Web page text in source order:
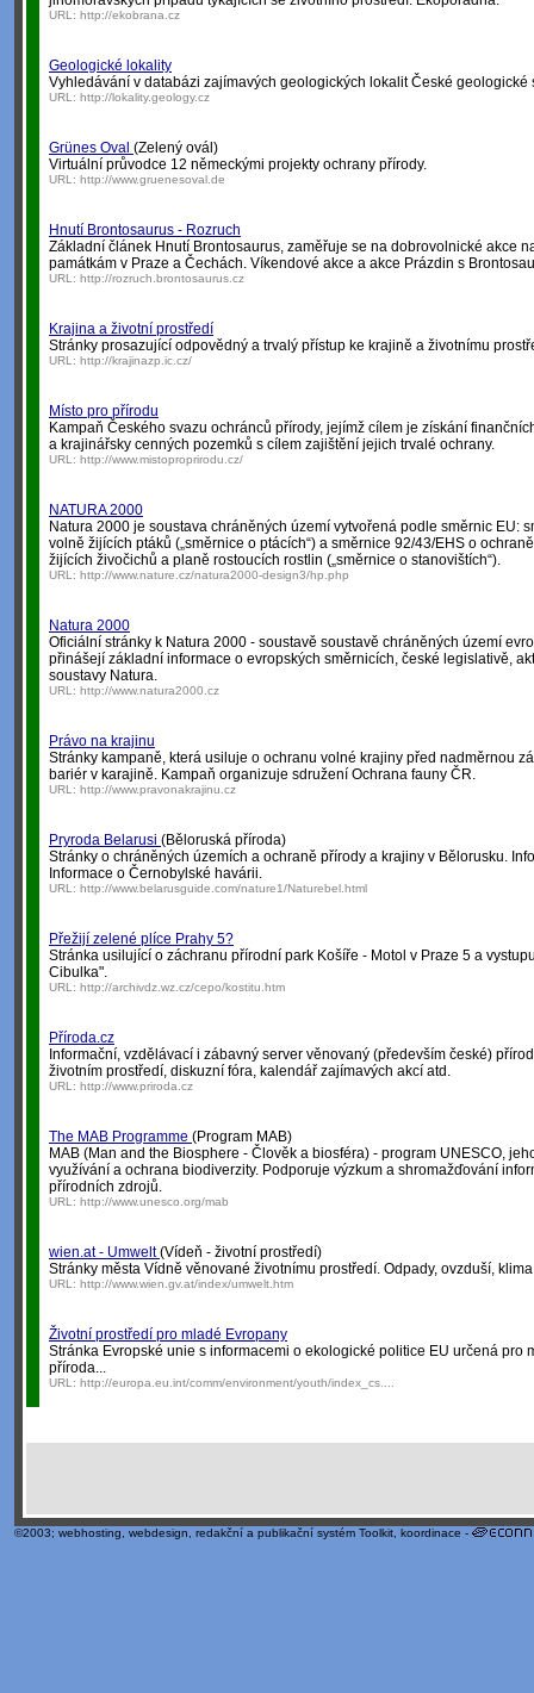
URL: http://ekobrana.cz
Geologické lokality
Vyhledávání v databázi zajímavých geologických lokalit České geologické
URL: http://lokality.geology.cz
Grünes Oval (Zelený ovál)
Virtuální průvodce 12 německými projekty ochrany přírody.
URL: http://www.gruenesoval.de
Hnutí Brontosaurus - Rozruch
Základní článek Hnutí Brontosaurus, zaměřuje se na dobrovolnické akce
památkám v Praze a Čechách. Víkendové akce a akce Prázdin s
URL: http://rozruch.brontosaurus.cz
Krajina a životní prostředí
Stránky prosazující odpovědný a trvalý přístup ke krajině a životnímu
URL: http://krajinazp.ic.cz/
Místo pro přírodu
Kampaň Českého svazu ochránců přírody, jejímž cílem je získání
a krajinářsky cenných pozemků s cílem zajištění jejich trvalé ochrany.
URL: http://www.mistoproprirodu.cz/
NATURA 2000
Natura 2000 je soustava chráněných území vytvořená podle směrnic EU:
volně žijících ptáků („směrnice o ptácích“) a směrnice 92/43/EHS o
žijících živočichů a planě rostoucích rostlin („směrnice o stanovištích“).
URL: http://www.nature.cz/natura2000-design3/hp.php
Natura 2000
Oficiální stránky k Natura 2000 - soustavě soustavě chráněných území
přinášejí základní informace o evropských směrnicích, české legislativě,
soustavy Natura.
URL: http://www.natura2000.cz
Právo na krajinu
Stránky kampaně, která usiluje o ochranu volné krajiny před nadměrnou
bariér v karajině. Kampaň organizuje sdružení Ochrana fauny ČR.
URL: http://www.pravonakrajinu.cz
Pryroda Belarusi (Běloruská příroda)
Stránky o chráněných územích a ochraně přírody a krajiny v Bělorusku.
Informace o Černobylské havárii.
URL: http://www.belarusguide.com/nature1/Naturebel.html
Přežijí zelené plíce Prahy 5?
Stránka usilující o záchranu přírodní park Košíře - Motol v Praze 5 a
Cibulka".
URL: http://archivdz.wz.cz/cepo/kostitu.htm
Příroda.cz
Informační, vzdělávací i zábavný server věnovaný (především české)
životním prostředí, diskuzní fóra, kalendář zajímavých akcí atd.
URL: http://www.priroda.cz
The MAB Programme (Program MAB)
MAB (Man and the Biosphere - Člověk a biosféra) - program UNESCO,
využívání a ochrana biodiverzity. Podporuje výzkum a shromažďování
přírodních zdrojů.
URL: http://www.unesco.org/mab
wien.at - Umwelt(Vídeň - životní prostředí)
Stránky města Vídně věnované životnímu prostředí. Odpady, ovzduší,
URL: http://www.wien.gv.at/index/umwelt.htm
Životní prostředí pro mladé Evropany
Stránka Evropské unie s informacemi o ekologické politice EU určená pro
příroda...
URL: http://europa.eu.int/comm/environment/youth/index_cs....
©2003; webhosting webdesign redakční a publikační systém Toolkit , koordinace -